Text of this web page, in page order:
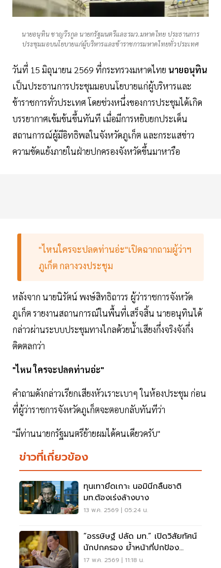
นายอนุทิน ชาญวีรกูล นายกรัฐมนตรีและรมว.มหาดไทย ประธานการ
ประชุมมอบนโยบายแก่ผู้บริหารและข้าราชการมหาดไทยทั่วประเทศ
วันที่ 15 มิถุนายน 2569 ที่กระทรวงมหาดไทย นายอนุทิน
เป็นประธานการประชุมมอบนโยบายแก่ผู้บริหารและ
ข้าราชการทั่วประเทศ โดยช่วงหนึ่งของการประชุมได้เกิด
บรรยากาศเข้มข้นขึ้นทันที เมื่อมีการหยิบยกประเด็น
สถานการณ์ผู้มีอิทธิพลในจังหวัดภูเก็ต และกระแสข่าว
ความขัดแย้งภายในฝ่ายปกครองจังหวัดขึ้นมาหารือ
"ไหนใครจะปลดท่านอ่ะ"เปิดฉากถามผู้ว่าฯ
ภูเก็ต กลางวงประชุม
หลังจาก นายนิรัตน์ พงษ์สิทธิถาวร ผู้ว่าราชการจังหวัด
ภูเก็ต รายงานสถานการณ์ในพื้นที่เสร็จสิ้น นายอนุทินได้
กล่าวผ่านระบบประชุมทางไกลด้วยน้ำเสียงกึ่งจริงจังกึ่ง
ติดตลกว่า
"ไหน ใครจะปลดท่านอ่ะ"
คำถามดังกล่าวเรียกเสียงหัวเราะเบาๆ ในห้องประชุม ก่อน
ที่ผู้ว่าราชการจังหวัดภูเก็ตจะตอบกลับทันทีว่า
"มีท่านนายกรัฐมนตรีย้ายผมได้คนเดียวครับ"
ข่าวที่เกี่ยวข้อง
ทุนเทายึดเกาะ นอมินีกลืนชาติ
มท.ต้องเร่งล้างบาง
13 พ.ค. 2569 | 05:24 น.
“อรรษิษฐ์ ปลัด มท.” เปิดวิสัยทัศน์
นักปกครอง ย้ำหน้าที่ปกป้อง
ประชาชน
17 พ.ค. 2569 | 11:18 น.